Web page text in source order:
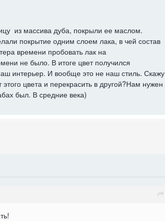
из массива дуба, покрыли ее маслом.
покрытие одним слоем лака, в чей состав
времени пробовать лак на
не было. В итоге цвет получился
интерьер. И вообще это не наш стиль. Скажу
цвета и перекрасить в другой?Нам нужен
был. В средние века)